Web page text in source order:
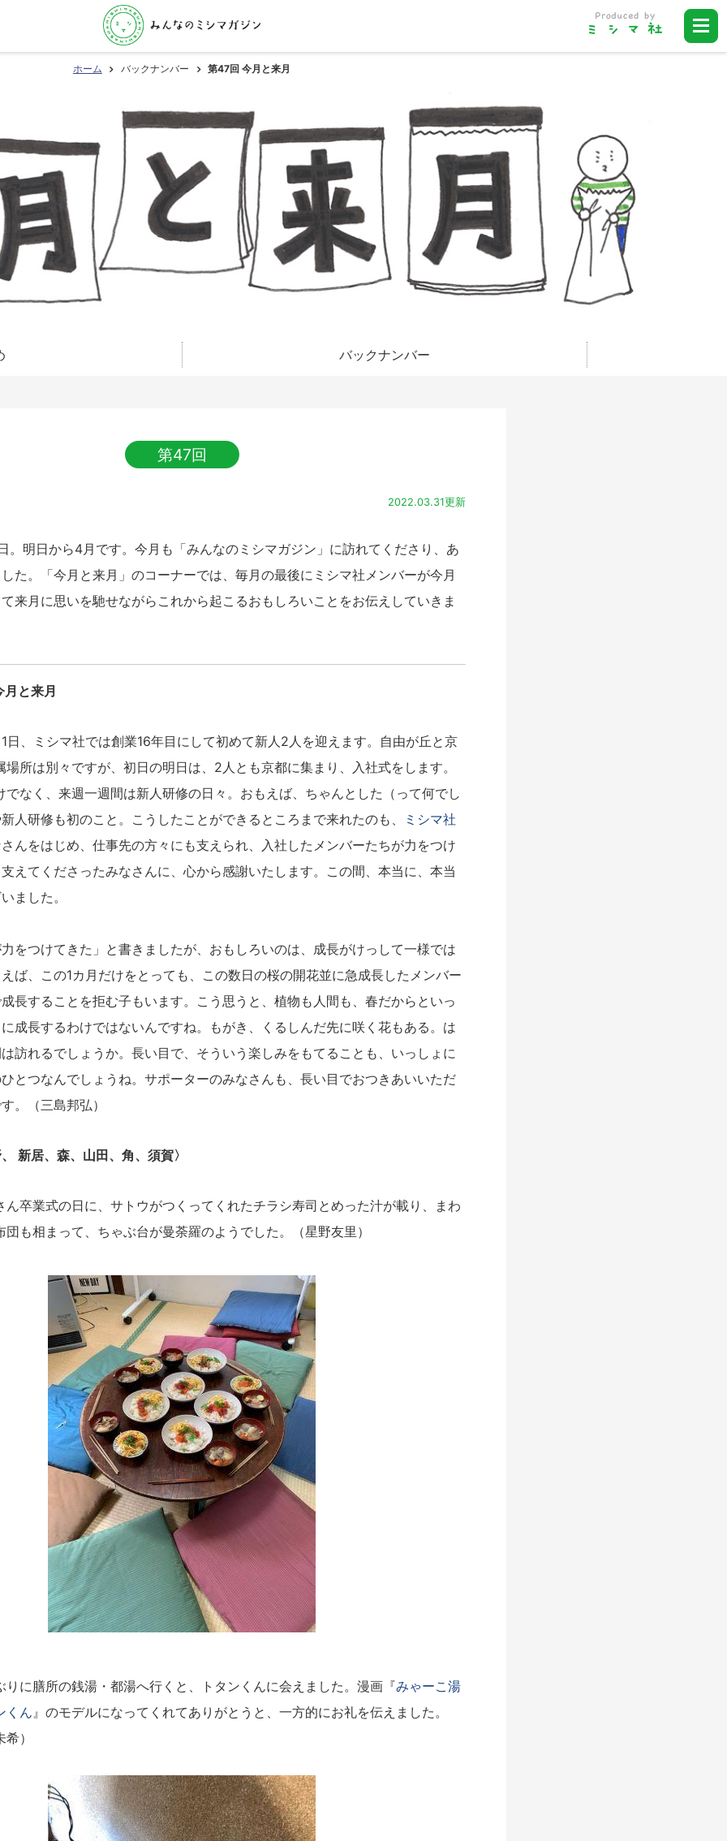
ホーム バックナンバー 第47回 今月と来月
バックナンバー
第47回
2022.03.31更新
。明日から4月です。今月も「みんなのミシマガジン」に訪れてくださり、あ
た。「今月と来月」のコーナーでは、毎月の最後にミシマ社メンバーが今月
来月に思いを馳せながらこれから起こるおもしろいことをお伝えしていきま
と来月
日、ミシマ社では創業16年目にして初めて新人2人を迎えます。自由が丘と京
場所は別々ですが、初日の明日は、2人とも京都に集まり、入社式をします。
でなく、来週一週間は新人研修の日々。おもえば、ちゃんとした（って何でし
人研修も初のこと。こうしたことができるところまで来れたのも、
ミシマ社
んをはじめ、仕事先の方々にも支えられ、入社したメンバーたちが力をつけ
えてくださったみなさんに、心から感謝いたします。この間、本当に、本当
ました。
をつけてきた」と書きましたが、おもしろいのは、成長がけっして一様では
ば、この1カ月だけをとっても、この数日の桜の開花並に急成長したメンバー
長することを拒む子もいます。こう思うと、植物も人間も、春だからといっ
成長するわけではないんですね。もがき、くるしんだ先に咲く花もある。は
訪れるでしょうか。長い目で、そういう楽しみをもてることも、いっしょに
とつなんでしょうね。サポーターのみなさんも、長い目でおつきあいいただ
。（三島邦弘）
新居、森、山田、 角、須賀〉
ん卒業式の日に、サトウがつくってくれたチラシ寿司とめった汁が載り、まわ
団も相まって、ちゃぶ台が曼荼羅のようでした。（星野友里）
りに膳所の銭湯・都湯へ行くと、トタンくんに会えました。漫画『みゃーこ湯
くん』のモデルになってくれてありがとうと、一方的にお礼を伝えました。
）